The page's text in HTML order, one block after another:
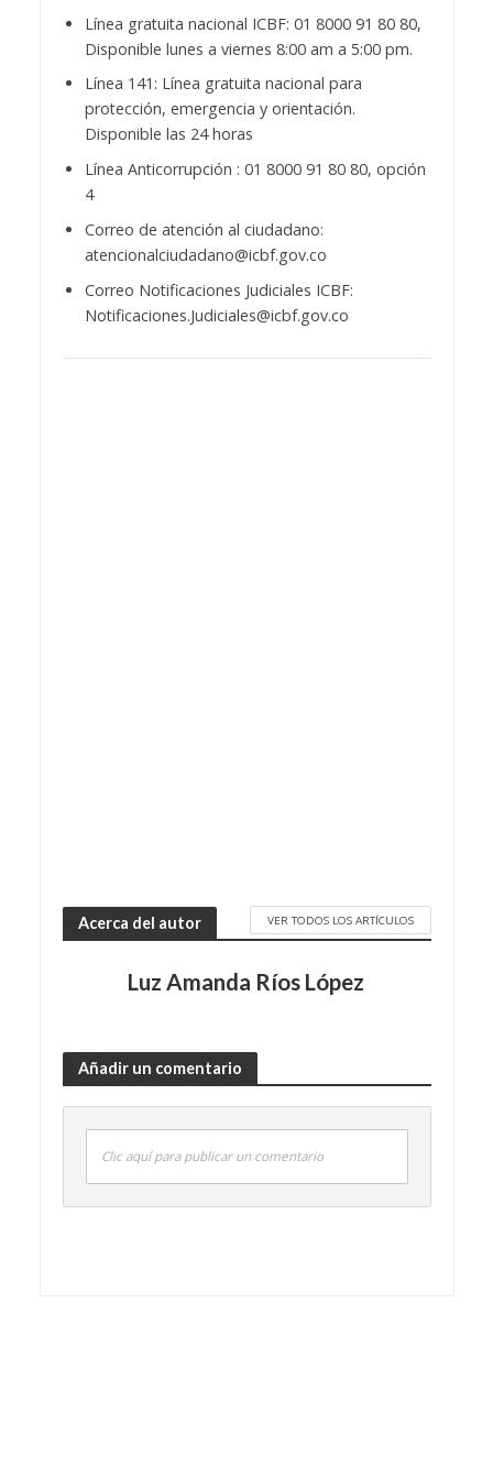
Línea gratuita nacional ICBF: 01 8000 91 80 80,
Disponible lunes a viernes 8:00 am a 5:00 pm.
Línea 141: Línea gratuita nacional para
protección, emergencia y orientación.
Disponible las 24 horas
Línea Anticorrupción : 01 8000 91 80 80, opción
4
Correo de atención al ciudadano:
atencionalciudadano@icbf.gov.co
Correo Notificaciones Judiciales ICBF:
Notificaciones.Judiciales@icbf.gov.co
Acerca del autor VER TODOS LOS ARTÍCULOS
Luz Amanda Ríos López
Añadir un comentario
Clic aquí para publicar un comentario